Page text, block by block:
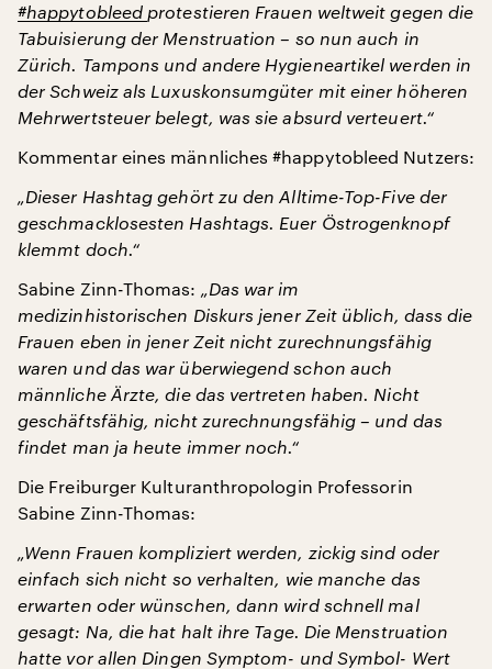
#happytobleed protestieren Frauen weltweit gegen die
Tabuisierung der Menstruation – so nun auch in
Zürich. Tampons und andere Hygieneartikel werden in
der Schweiz als Luxuskonsumgüter mit einer höheren
Mehrwertsteuer belegt, was sie absurd verteuert.“
Kommentar eines männliches #happytobleed Nutzers:
„Dieser Hashtag gehört zu den Alltime-Top-Five der
geschmacklosesten Hashtags. Euer Östrogenknopf
klemmt doch.“
Sabine Zinn-Thomas: „Das war im
medizinhistorischen Diskurs jener Zeit üblich, dass die
Frauen eben in jener Zeit nicht zurechnungsfähig
waren und das war überwiegend schon auch
männliche Ärzte, die das vertreten haben. Nicht
geschäftsfähig, nicht zurechnungsfähig – und das
findet man ja heute immer noch.“
Die Freiburger Kulturanthropologin Professorin
Sabine Zinn-Thomas:
„Wenn Frauen kompliziert werden, zickig sind oder
einfach sich nicht so verhalten, wie manche das
erwarten oder wünschen, dann wird schnell mal
gesagt: Na, die hat halt ihre Tage. Die Menstruation
hatte vor allen Dingen Symptom- und Symbol- Wert